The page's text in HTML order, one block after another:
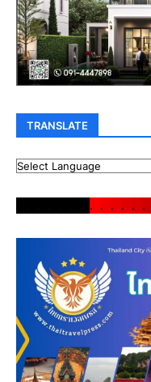
TRANSLATE
. . . . . .